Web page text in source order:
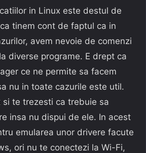
in Linux este destul de
tinem cont de faptul ca in
avem nevoie de comenzi
diverse programe. E drept ca
ce ne permite sa facem
nu in toate cazurile este util.
si te trezesti ca trebuie sa
insa nu dispui de ele. In acest
emularea unor drivere facute
ori nu te conectezi la Wi-Fi,